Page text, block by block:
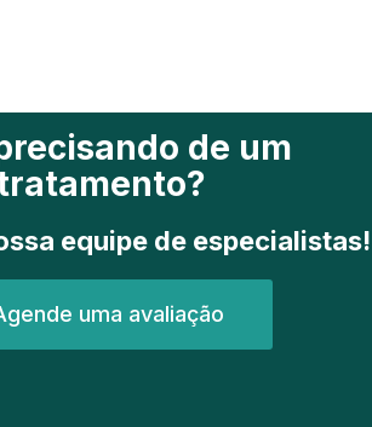
de um
equipe de especialistas!
uma avaliação